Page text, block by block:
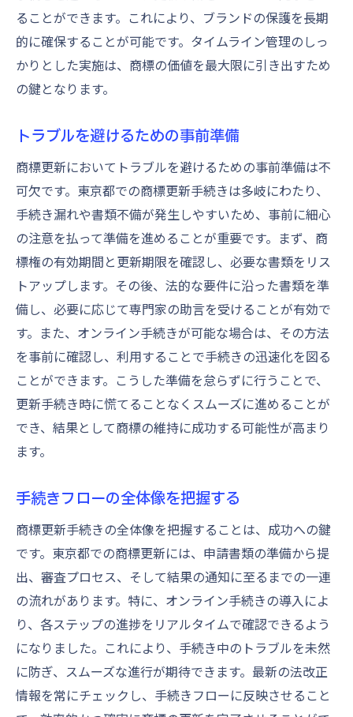
ることができます。これにより、ブランドの保護を長期
的に確保することが可能です。タイムライン管理のしっ
かりとした実施は、商標の価値を最大限に引き出すため
の鍵となります。
トラブルを避けるための事前準備
商標更新においてトラブルを避けるための事前準備は不
可欠です。東京都での商標更新手続きは多岐にわたり、
手続き漏れや書類不備が発生しやすいため、事前に細心
の注意を払って準備を進めることが重要です。まず、商
標権の有効期間と更新期限を確認し、必要な書類をリス
トアップします。その後、法的な要件に沿った書類を準
備し、必要に応じて専門家の助言を受けることが有効で
す。また、オンライン手続きが可能な場合は、その方法
を事前に確認し、利用することで手続きの迅速化を図る
ことができます。こうした準備を怠らずに行うことで、
更新手続き時に慌てることなくスムーズに進めることが
でき、結果として商標の維持に成功する可能性が高まり
ます。
手続きフローの全体像を把握する
商標更新手続きの全体像を把握することは、成功への鍵
です。東京都での商標更新には、申請書類の準備から提
出、審査プロセス、そして結果の通知に至るまでの一連
の流れがあります。特に、オンライン手続きの導入によ
り、各ステップの進捗をリアルタイムで確認できるよう
になりました。これにより、手続き中のトラブルを未然
に防ぎ、スムーズな進行が期待できます。最新の法改正
情報を常にチェックし、手続きフローに反映させること